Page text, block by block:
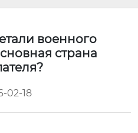
военного
страна
02-18